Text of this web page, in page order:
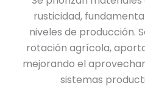
rusticidad,
niveles de producción.
rotación agrícola,
mejorando el
sistemas